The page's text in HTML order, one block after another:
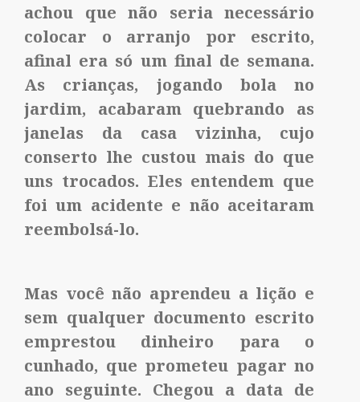
achou que não seria necessário
colocar o arranjo por escrito,
afinal era só um final de semana.
As crianças, jogando bola no
jardim, acabaram quebrando as
janelas da casa vizinha, cujo
conserto lhe custou mais do que
uns trocados. Eles entendem que
foi um acidente e não aceitaram
reembolsá-lo.
Mas você não aprendeu a lição e
sem qualquer documento escrito
emprestou dinheiro para o
cunhado, que prometeu pagar no
ano seguinte. Chegou a data de